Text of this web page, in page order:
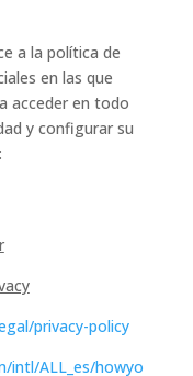
a la política de
en las que
acceder en todo
y configurar su
privacy-policy
intl/ALL_es/howyo